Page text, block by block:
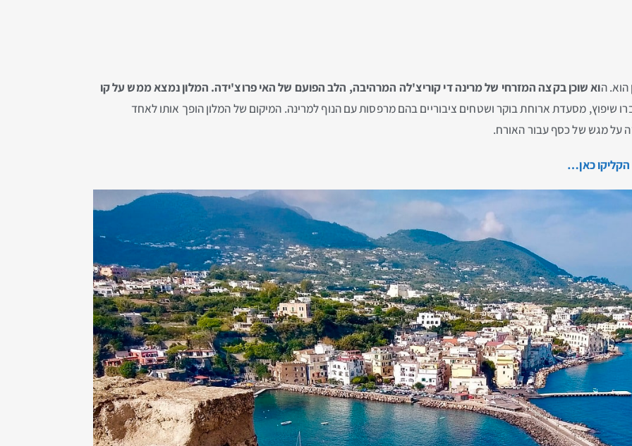
הוא. הוא שוכן בקצה המזרחי של מרינה די קוריצ'לה המרהיבה, הלב הפועם של האי פרוצ'ידה. המלון נמצא ממש על קו
שיפוץ, מסעדת ארוחת בוקר ושטחים ציבוריים בהם מרפסות עם הנוף למרינה. המיקום של המלון הופך אותו לאחד
על מגש של כסף עבור האורח.